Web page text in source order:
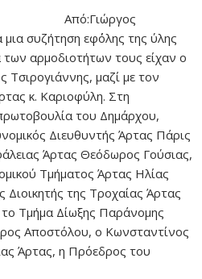
Από:Γιώργος
συζήτηση εφ΄όλης της ύλης
αρμοδιοτήτων τους είχαν ο
μαζί με τον
κ. Καριοφύλη. Στη
του Δημάρχου,
Διευθυντής Άρτας Πάρις
Άρτας Θεόδωρος Γούσιας,
Τμήματος Άρτας Ηλίας
της Τροχαίας Άρτας
Τμήμα Δίωξης Παράνομης
Αποστόλου, ο Κωνσταντίνος
Άρτας, η Πρόεδρος του